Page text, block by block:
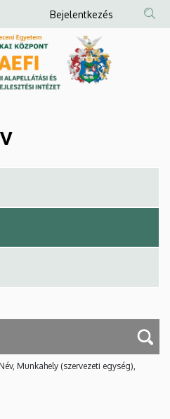
Anonim
Felhasználói
fiók
menüje
Bejelentkezés
Munkahely (szervezeti egység),